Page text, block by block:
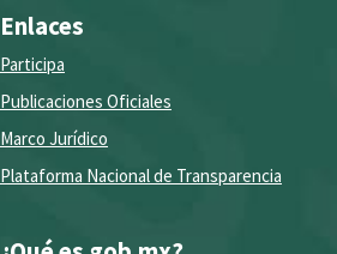
Enlaces
Participa
Publicaciones Oficiales
Marco Jurídico
Plataforma Nacional de Transparencia